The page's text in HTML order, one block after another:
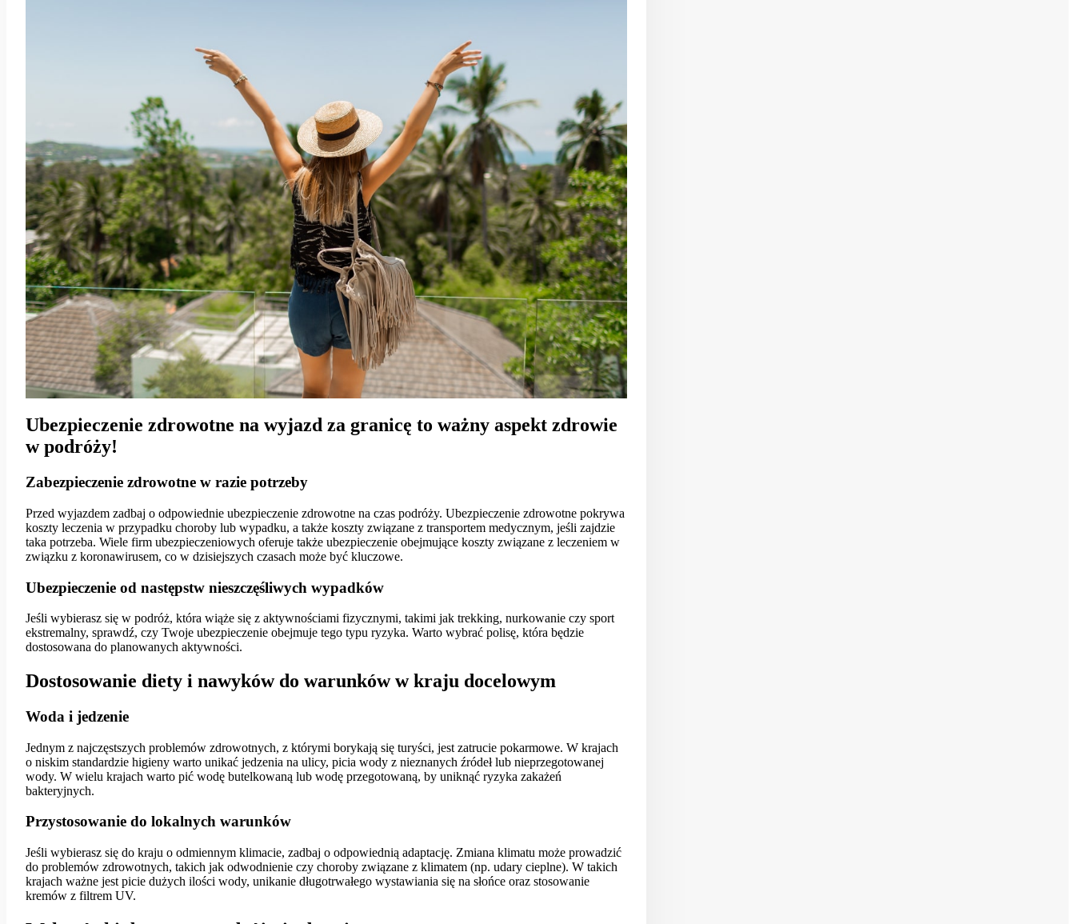
Ubezpieczenie zdrowotne na wyjazd za granicę to ważny aspekt zdrowie
w podróży!
Zabezpieczenie zdrowotne w razie potrzeby
Przed wyjazdem zadbaj o odpowiednie ubezpieczenie zdrowotne na czas podróży. Ubezpieczenie zdrowotne pokrywa
koszty leczenia w przypadku choroby lub wypadku, a także koszty związane z transportem medycznym, jeśli zajdzie
taka potrzeba. Wiele firm ubezpieczeniowych oferuje także ubezpieczenie obejmujące koszty związane z leczeniem w
związku z koronawirusem, co w dzisiejszych czasach może być kluczowe.
Ubezpieczenie od następstw nieszczęśliwych wypadków
Jeśli wybierasz się w podróż, która wiąże się z aktywnościami fizycznymi, takimi jak trekking, nurkowanie czy sport
ekstremalny, sprawdź, czy Twoje ubezpieczenie obejmuje tego typu ryzyka. Warto wybrać polisę, która będzie
dostosowana do planowanych aktywności.
Dostosowanie diety i nawyków do warunków w kraju docelowym
Woda i jedzenie
Jednym z najczęstszych problemów zdrowotnych, z którymi borykają się turyści, jest zatrucie pokarmowe. W krajach
o niskim standardzie higieny warto unikać jedzenia na ulicy, picia wody z nieznanych źródeł lub nieprzegotowanej
wody. W wielu krajach warto pić wodę butelkowaną lub wodę przegotowaną, by uniknąć ryzyka zakażeń
bakteryjnych.
Przystosowanie do lokalnych warunków
Jeśli wybierasz się do kraju o odmiennym klimacie, zadbaj o odpowiednią adaptację. Zmiana klimatu może prowadzić
do problemów zdrowotnych, takich jak odwodnienie czy choroby związane z klimatem (np. udary cieplne). W takich
krajach ważne jest picie dużych ilości wody, unikanie długotrwałego wystawiania się na słońce oraz stosowanie
kremów z filtrem UV.